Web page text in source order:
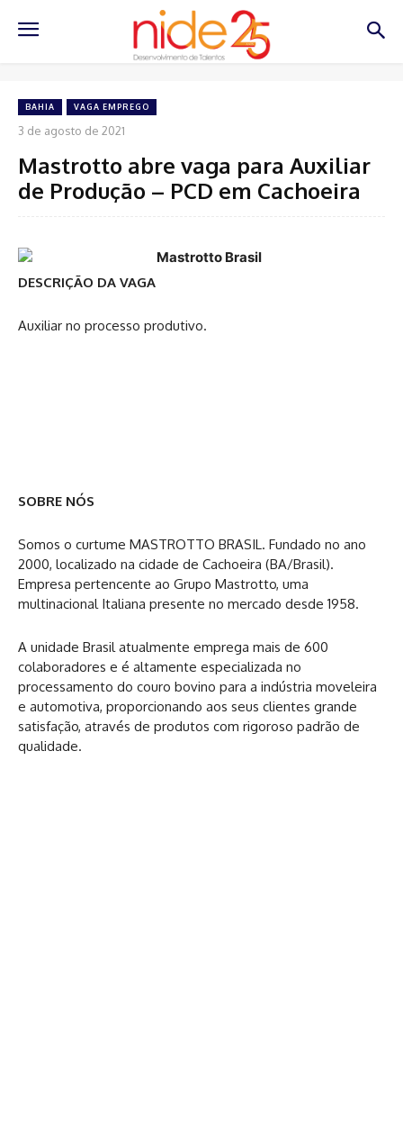
BAHIA VAGA EMPREGO
3 de agosto de 2021
Mastrotto abre vaga para Auxiliar
de Produção – PCD em Cachoeira
DESCRIÇÃO DA VAGA
Auxiliar no processo produtivo.
SOBRE NÓS
Somos o curtume MASTROTTO BRASIL. Fundado no ano
2000, localizado na cidade de Cachoeira (BA/Brasil).
Empresa pertencente ao Grupo Mastrotto, uma
multinacional Italiana presente no mercado desde 1958.
A unidade Brasil atualmente emprega mais de 600
colaboradores e é altamente especializada no
processamento do couro bovino para a indústria moveleira
e automotiva, proporcionando aos seus clientes grande
satisfação, através de produtos com rigoroso padrão de
qualidade.